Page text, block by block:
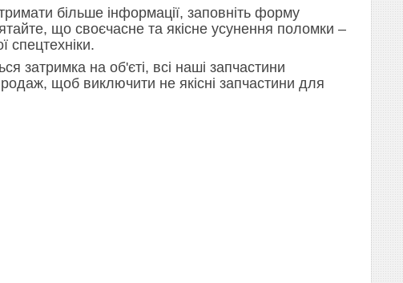
більше інформації, заповніть форму
що своєчасне та якісне усунення поломки –
спецтехніки.
затримка на об'єті, всі наші запчастини
щоб виключити не якісні запчастини для